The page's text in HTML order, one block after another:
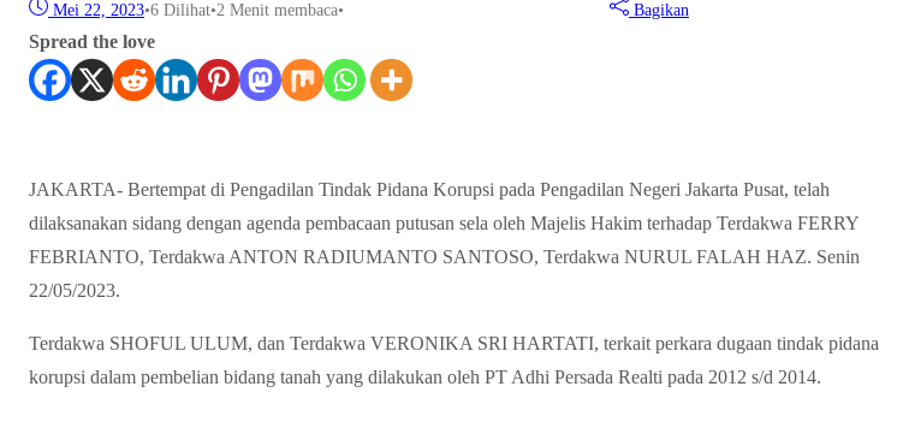
Mei 22, 2023•6 Dilihat•2 Menit membaca• Bagikan
Spread the love
JAKARTA- Bertempat di Pengadilan Tindak Pidana Korupsi pada Pengadilan Negeri Jakarta Pusat, telah
dilaksanakan sidang dengan agenda pembacaan putusan sela oleh Majelis Hakim terhadap Terdakwa FERRY
FEBRIANTO, Terdakwa ANTON RADIUMANTO SANTOSO, Terdakwa NURUL FALAH HAZ. Senin
22/05/2023.
Terdakwa SHOFUL ULUM, dan Terdakwa VERONIKA SRI HARTATI, terkait perkara dugaan tindak pidana
korupsi dalam pembelian bidang tanah yang dilakukan oleh PT Adhi Persada Realti pada 2012 s/d 2014.